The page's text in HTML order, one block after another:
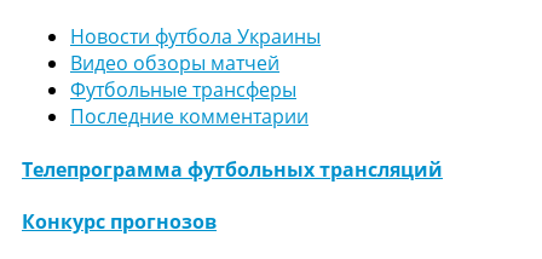
Новости футбола Украины
Видео обзоры матчей
Футбольные трансферы
Последние комментарии
Телепрограмма футбольных трансляций
Конкурс прогнозов